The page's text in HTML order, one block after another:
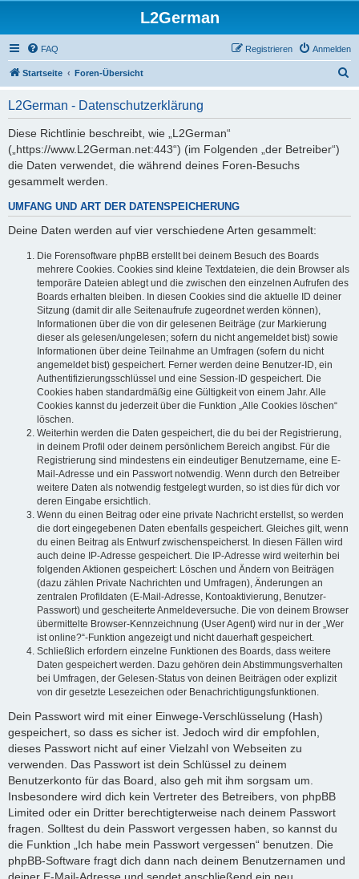
L2German
FAQ Anmelden
Registrieren
Startseite Foren-Übersicht
L2German - Datenschutzerklärung
Diese Richtlinie beschreibt, wie „L2German“
(„https://www.L2German.net:443“) (im Folgenden „der Betreiber“)
die Daten verwendet, die während deines Foren-Besuchs
gesammelt werden.
UMFANG UND ART DER DATENSPEICHERUNG
Deine Daten werden auf vier verschiedene Arten gesammelt:
Die Forensoftware phpBB erstellt bei deinem Besuch des Boards
mehrere Cookies. Cookies sind kleine Textdateien, die dein Browser als
temporäre Dateien ablegt und die zwischen den einzelnen Aufrufen des
Boards erhalten bleiben. In diesen Cookies sind die aktuelle ID deiner
Sitzung (damit dir alle Seitenaufrufe zugeordnet werden können),
Informationen über die von dir gelesenen Beiträge (zur Markierung
dieser als gelesen/ungelesen; sofern du nicht angemeldet bist) sowie
Informationen über deine Teilnahme an Umfragen (sofern du nicht
angemeldet bist) gespeichert. Ferner werden deine Benutzer-ID, ein
Authentifizierungsschlüssel und eine Session-ID gespeichert. Die
Cookies haben standardmäßig eine Gültigkeit von einem Jahr. Alle
Cookies kannst du jederzeit über die Funktion „Alle Cookies löschen“
löschen.
Weiterhin werden die Daten gespeichert, die du bei der Registrierung,
in deinem Profil oder deinem persönlichem Bereich angibst. Für die
Registrierung sind mindestens ein eindeutiger Benutzername, eine E-
Mail-Adresse und ein Passwort notwendig. Wenn durch den Betreiber
weitere Daten als notwendig festgelegt wurden, so ist dies für dich vor
deren Eingabe ersichtlich.
Wenn du einen Beitrag oder eine private Nachricht erstellst, so werden
die dort eingegebenen Daten ebenfalls gespeichert. Gleiches gilt, wenn
du einen Beitrag als Entwurf zwischenspeicherst. In diesen Fällen wird
auch deine IP-Adresse gespeichert. Die IP-Adresse wird weiterhin bei
folgenden Aktionen gespeichert: Löschen und Ändern von Beiträgen
(dazu zählen Private Nachrichten und Umfragen), Änderungen an
zentralen Profildaten (E-Mail-Adresse, Kontoaktivierung, Benutzer-
Passwort) und gescheiterte Anmeldeversuche. Die von deinem Browser
übermittelte Browser-Kennzeichnung (User Agent) wird nur in der „Wer
ist online?“-Funktion angezeigt und nicht dauerhaft gespeichert.
Schließlich erfordern einzelne Funktionen des Boards, dass weitere
Daten gespeichert werden. Dazu gehören dein Abstimmungsverhalten
bei Umfragen, der Gelesen-Status von deinen Beiträgen oder explizit
von dir gesetzte Lesezeichen oder Benachrichtigungsfunktionen.
Dein Passwort wird mit einer Einwege-Verschlüsselung (Hash)
gespeichert, so dass es sicher ist. Jedoch wird dir empfohlen,
dieses Passwort nicht auf einer Vielzahl von Webseiten zu
verwenden. Das Passwort ist dein Schlüssel zu deinem
Benutzerkonto für das Board, also geh mit ihm sorgsam um.
Insbesondere wird dich kein Vertreter des Betreibers, von phpBB
Limited oder ein Dritter berechtigterweise nach deinem Passwort
fragen. Solltest du dein Passwort vergessen haben, so kannst du
die Funktion „Ich habe mein Passwort vergessen“ benutzen. Die
phpBB-Software fragt dich dann nach deinem Benutzernamen und